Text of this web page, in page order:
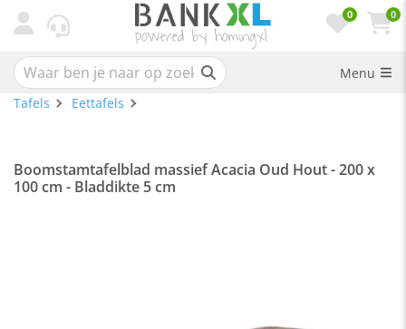
0 0
Menu
Tafels
Eettafels
Boomstamtafelblad massief Acacia Oud Hout - 200 x
100 cm - Bladdikte 5 cm